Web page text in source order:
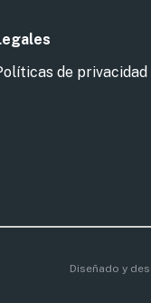
de privacidad
Diseñado y